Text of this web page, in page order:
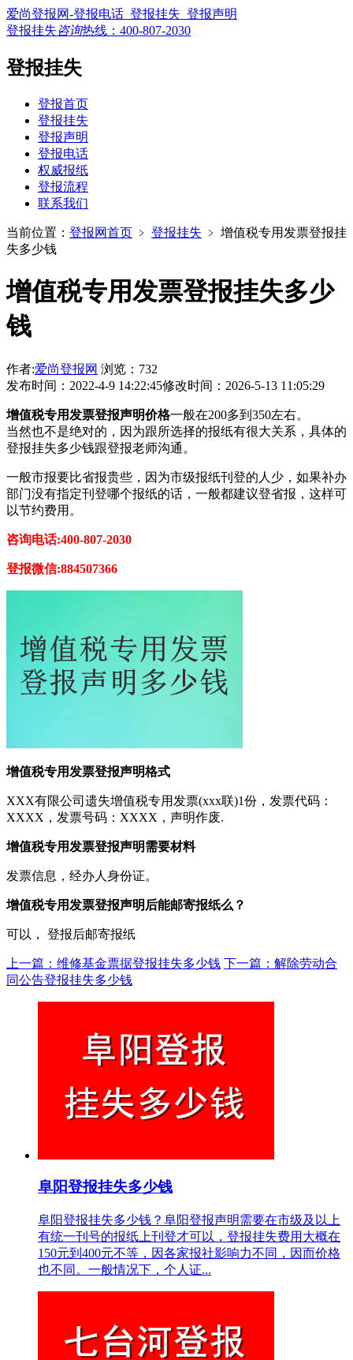
爱尚登报网-登报电话_登报挂失_登报声明
登报挂失咨询热线： 400-807-2030
登报挂失
登报首页
登报挂失
登报声明
登报电话
权威报纸
登报流程
联系我们
当前位置： 登报网首页 ﹥ 登报挂失 ﹥ 增值税专用发票登报挂
失多少钱
增值税专用发票登报挂失多少
钱
作者:爱尚登报网 浏览：732
发布时间：2022-4-9 14:22:45修改时间：2026-5-13 11:05:29
增值税专用发票登报声明价格一般在200多到350左右。
当然也不是绝对的，因为跟所选择的报纸有很大关系，具体的
登报挂失多少钱跟登报老师沟通。
一般市报要比省报贵些，因为市级报纸刊登的人少，如果补办
部门没有指定刊登哪个报纸的话，一般都建议登省报，这样可
以节约费用。
咨询电话:400-807-2030
登报微信:884507366
增值税专用发票登报声明格式
XXX有限公司遗失增值税专用发票(xxx联)1份，发票代码：
XXXX，发票号码：XXXX，声明作废.
增值税专用发票登报声明需要材料
发票信息，经办人身份证。
增值税专用发票登报声明后能邮寄报纸么？
可以， 登报后邮寄报纸
上一篇：维修基金票据登报挂失多少钱 下一篇：解除劳动合
同公告登报挂失多少钱
阜阳登报挂失多少钱
阜阳登报挂失多少钱？阜阳登报声明需要在市级及以上
有统一刊号的报纸上刊登才可以，登报挂失费用大概在
150元到400元不等，因各家报社影响力不同，因而价格
也不同。一般情况下，个人证...